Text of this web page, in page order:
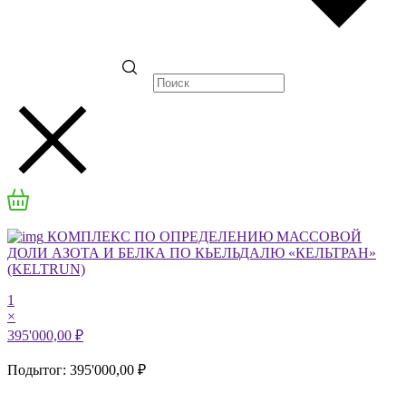
КОМПЛЕКС ПО ОПРЕДЕЛЕНИЮ МАССОВОЙ
ДОЛИ АЗОТА И БЕЛКА ПО КЬЕЛЬДАЛЮ «КЕЛЬТРАН»
(KELTRUN)
1
×
395'000,00 ₽
Подытог: 395'000,00 ₽